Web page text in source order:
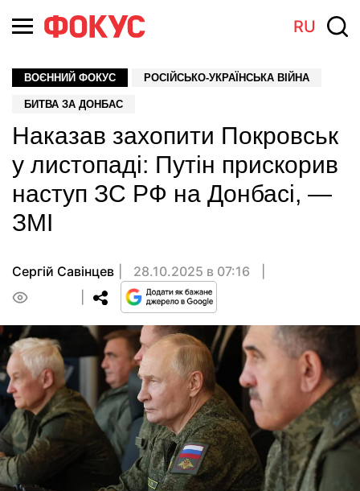
RU
ВОЄННИЙ ФОКУС РОСІЙСЬКО-УКРАЇНСЬКА ВІЙНА
БИТВА ЗА ДОНБАС
Наказав захопити Покровськ
у листопаді: Путін прискорив
наступ ЗС РФ на Донбасі, —
ЗМІ
Сергій Савінцев
28.10.2025 в 07:16